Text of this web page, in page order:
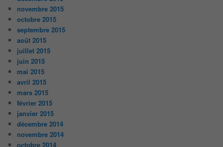
novembre 2015
octobre 2015
septembre 2015
août 2015
juillet 2015
juin 2015
mai 2015
avril 2015
mars 2015
février 2015
janvier 2015
décembre 2014
novembre 2014
octobre 2014